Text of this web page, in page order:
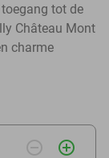
tot de
Château Mont
charme
remove_circle_outline add_circle_outline